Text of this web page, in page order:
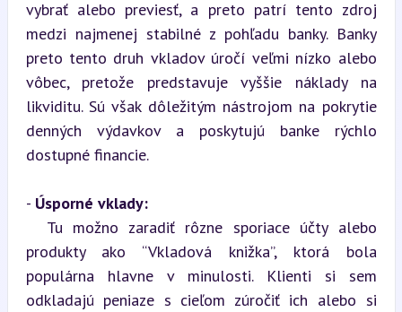
vybrať alebo previesť, a preto patrí tento zdroj
medzi najmenej stabilné z pohľadu banky. Banky
preto tento druh vkladov úročí veľmi nízko alebo
vôbec, pretože predstavuje vyššie náklady na
likviditu. Sú však dôležitým nástrojom na pokrytie
denných výdavkov a poskytujú banke rýchlo
dostupné financie.
- Úsporné vklady:
produkty ako “Vkladová knižka”, ktorá bola
populárna hlavne v minulosti. Klienti si sem
odkladajú peniaze s cieľom zúročiť ich alebo si